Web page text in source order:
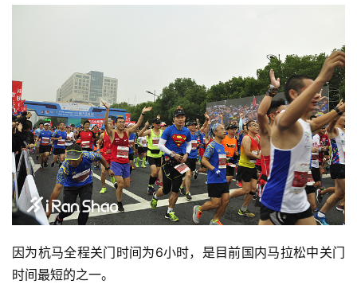
因为杭马全程关门时间为6小时，是目前国内马拉松中关门
时间最短的之一。